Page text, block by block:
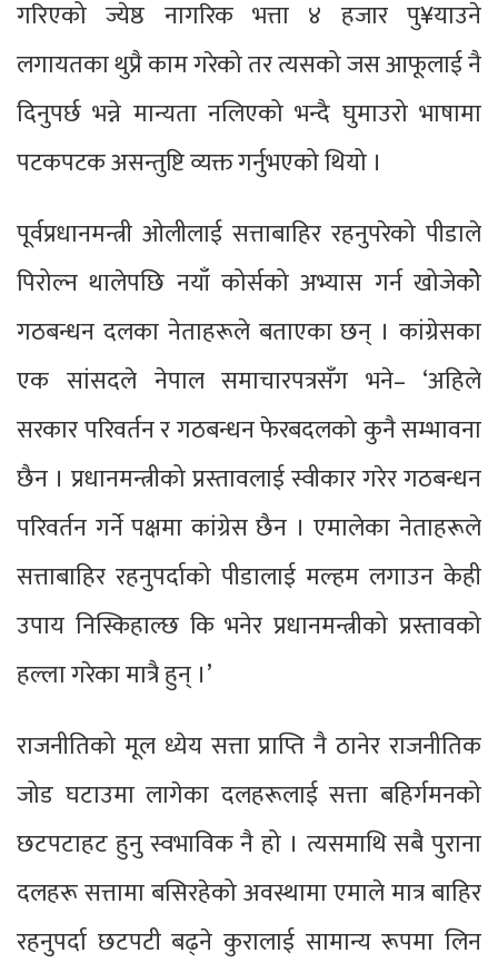
गरिएको ज्येष्ठ नागरिक भत्ता ४ हजार पु¥याउने
लगायतका थुप्रै काम गरेको तर त्यसको जस आफूलाई नै
दिनुपर्छ भन्ने मान्यता नलिएको भन्दै घुमाउरो भाषामा
पटकपटक असन्तुष्टि व्यक्त गर्नुभएको थियो ।
पूर्वप्रधानमन्त्री ओलीलाई सत्ताबाहिर रहनुपरेको पीडाले
पिरोल्न थालेपछि नयाँ कोर्सको अभ्यास गर्न खोजेकोे
गठबन्धन दलका नेताहरूले बताएका छन् । कांग्रेसका
एक सांसदले नेपाल समाचारपत्रसँग भने– ‘अहिले
सरकार परिवर्तन र गठबन्धन फेरबदलको कुनै सम्भावना
छैन । प्रधानमन्त्रीको प्रस्तावलाई स्वीकार गरेर गठबन्धन
परिवर्तन गर्ने पक्षमा कांग्रेस छैन । एमालेका नेताहरूले
सत्ताबाहिर रहनुपर्दाको पीडालाई मल्हम लगाउन केही
उपाय निस्किहाल्छ कि भनेर प्रधानमन्त्रीको प्रस्तावको
हल्ला गरेका मात्रै हुन् ।’
राजनीतिको मूल ध्येय सत्ता प्राप्ति नै ठानेर राजनीतिक
जोड घटाउमा लागेका दलहरूलाई सत्ता बहिर्गमनको
छटपटाहट हुनु स्वभाविक नै हो । त्यसमाथि सबै पुराना
दलहरू सत्तामा बसिरहेको अवस्थामा एमाले मात्र बाहिर
रहनुपर्दा छटपटी बढ्ने कुरालाई सामान्य रूपमा लिन